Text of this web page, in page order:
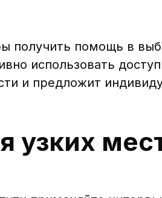
получить помощь в
использовать
и предложит
узких